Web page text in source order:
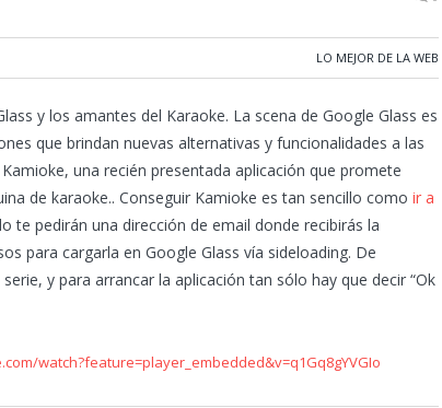
LO MEJOR DE LA WEB
y los amantes del Karaoke. La scena de Google Glass es
que brindan nuevas alternativas y funcionalidades a las
una recién presentada aplicación que promete
de karaoke.. Conseguir Kamioke es tan sencillo como ir a
te pedirán una dirección de email donde recibirás la
para cargarla en Google Glass vía sideloading. De
y para arrancar la aplicación tan sólo hay que decir “Ok
watch?feature=player_embedded&v=q1Gq8gYVGIo